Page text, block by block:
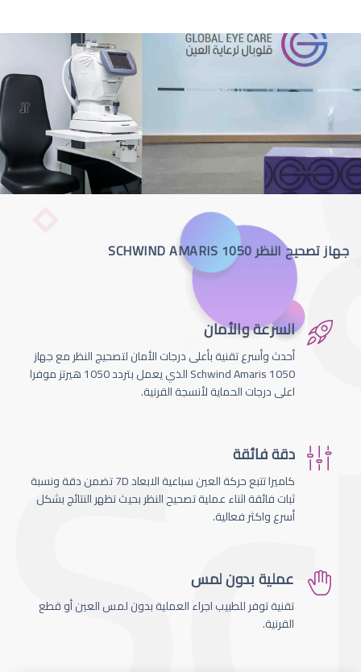
جهاز تصحيح النظر SCHWIND AMARIS 1050
السرعة والأمان
أحدث وأسرع تقنية بأعلى درجات الأمان لتصحيج النظر مع جهاز
Schwind Amaris 1050 الذي يعمل بتردد 1050 هيرتز موفرا
اعلى درجات الحماية لأنسجة القرنية.
دقة فائقة
كاميرا تتبع حركة العين سباعية الابعاد 7D تضمن دقة ونسبة
ثبات فائقة اثناء عملية تصحيح النظر بحيث تظهر النتائج بشكل
أسرع واكثر فعالية.
عملية بدون لمس
تقنية توفر للطبيب اجراء العملية بدون لمس العين أو قطع
القرنية.